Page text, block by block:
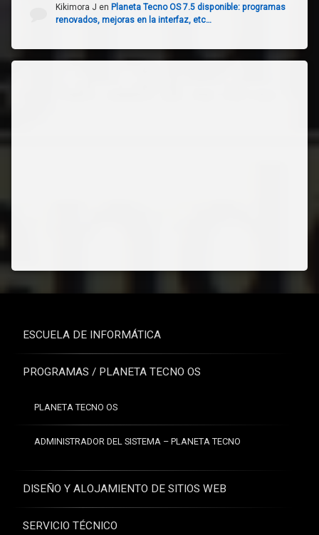
Kikimora J en Planeta Tecno OS 7.5 disponible: programas
renovados, mejoras en la interfaz, etc…
ESCUELA DE INFORMÁTICA
PROGRAMAS / PLANETA TECNO OS
PLANETA TECNO OS
ADMINISTRADOR DEL SISTEMA – PLANETA TECNO
DISEÑO Y ALOJAMIENTO DE SITIOS WEB
SERVICIO TÉCNICO